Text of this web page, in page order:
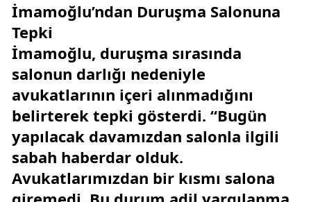
İmamoğlu’ndan Duruşma Salonuna
Tepki
İmamoğlu, duruşma sırasında
salonun darlığı nedeniyle
avukatlarının içeri alınmadığını
belirterek tepki gösterdi. “Bugün
yapılacak davamızdan salonla ilgili
sabah haberdar olduk.
Avukatlarımızdan bir kısmı salona